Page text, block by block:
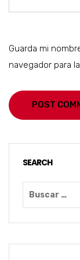
Guarda mi
navegador para
POST
SEARCH